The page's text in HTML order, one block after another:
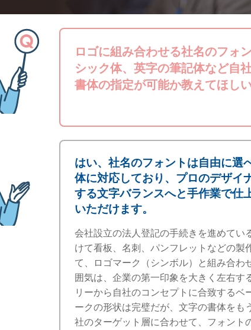
ロゴに組み合わせる社名のフォ
シック体、英字の筆記体など自
書体の指定が可能か教えてほしい
はい、社名のフォントは自由に選
体に対応しており、プロのデザイ
する文字バランスへと手作業で仕
いただけます。
会社設立の法人登記の手続きを進めてい
けて看板、名刺、パンフレットなどの製
て、ロゴマーク（シンボル）と組み合わ
囲気は、企業の第一印象を大きく左右す
リーから自社のコンセプトに合致する
ークの形状は完璧だが、文字の書体をも
社のターゲット層に合わせて、フォント